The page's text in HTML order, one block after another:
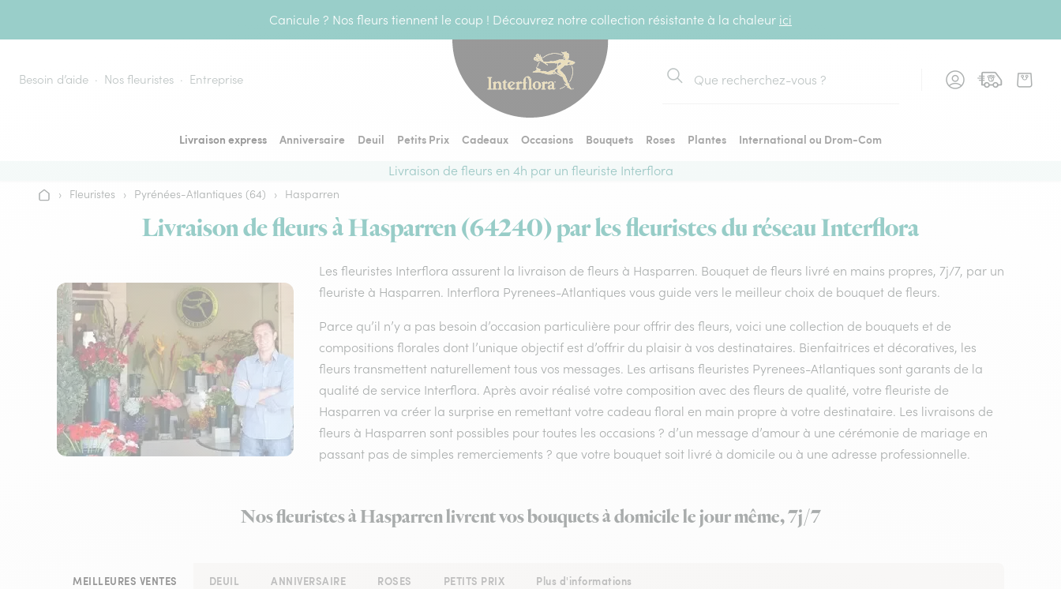
Canicule ? Nos fleurs tiennent le coup ! Découvrez notre collection résistante à la chaleur ici
Besoin d’aide Nos fleuristes Entreprise
Rechercher
Livraison express Anniversaire Deuil Petits Prix Cadeaux Occasions Bouquets Roses Plantes
International ou Drom-Com
Livraison de fleurs en 4h par un fleuriste Interflora
Accueil
› Fleuristes › Pyrénées-Atlantiques (64) › Hasparren
Livraison de fleurs à Hasparren (64240) par les fleuristes du réseau Interflora
Les fleuristes Interflora assurent la livraison de fleurs à Hasparren. Bouquet de fleurs livré en mains propres, 7j/7, par un
fleuriste à Hasparren. Interflora Pyrenees-Atlantiques vous guide vers le meilleur choix de bouquet de fleurs.
Parce qu’il n’y a pas besoin d’occasion particulière pour offrir des fleurs, voici une collection de bouquets et de
compositions florales dont l’unique objectif est d’offrir du plaisir à vos destinataires. Bienfaitrices et décoratives, les
fleurs transmettent naturellement tous vos messages. Les artisans fleuristes Pyrenees-Atlantiques sont garants de la
qualité de service Interflora. Après avoir réalisé votre composition avec des fleurs de qualité, votre fleuriste de
Hasparren va créer la surprise en remettant votre cadeau floral en main propre à votre destinataire. Les livraisons de
fleurs à Hasparren sont possibles pour toutes les occasions ? d’un message d’amour à une cérémonie de mariage en
passant pas de simples remerciements ? que votre bouquet soit livré à domicile ou à une adresse professionnelle.
Nos fleuristes à Hasparren livrent vos bouquets à domicile le jour même, 7j/7
MEILLEURES VENTES DEUIL ANNIVERSAIRE ROSES PETITS PRIX Plus d'informations